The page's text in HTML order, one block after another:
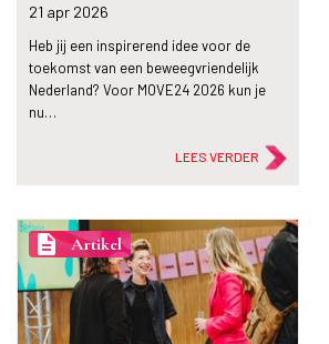
21 apr 2026
Heb jij een inspirerend idee voor de
toekomst van een beweegvriendelijk
Nederland? Voor MOVE24 2026 kun je
nu…
LEES VERDER
description Artikel